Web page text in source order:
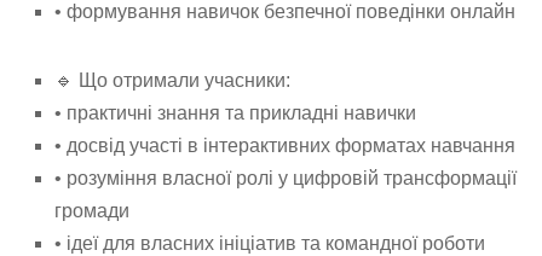
• формування навичок безпечної поведінки онлайн
🔹 Що отримали учасники:
• практичні знання та прикладні навички
• досвід участі в інтерактивних форматах навчання
• розуміння власної ролі у цифровій трансформації
громади
• ідеї для власних ініціатив та командної роботи